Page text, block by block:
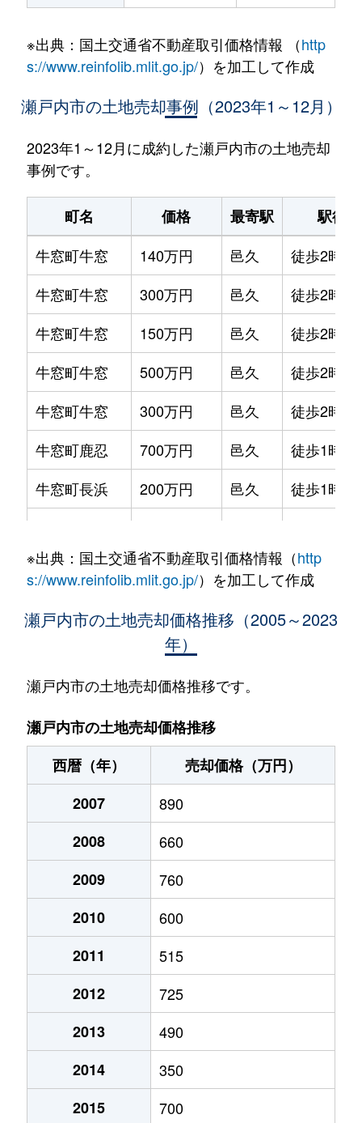
※出典：国土交通省不動産取引価格情報 （http
s://www.reinfolib.mlit.go.jp/）を加工して作成
瀬戸内市の土地売却事例（2023年1～12月）
2023年1～12月に成約した瀬戸内市の土地売却
事例です。
町名 価格 最寄駅
駅徒歩
牛窓町牛窓
140万円 邑久
徒歩2時間
牛窓町牛窓
300万円 邑久
徒歩2時間
牛窓町牛窓
150万円 邑久
徒歩2時間
牛窓町牛窓
500万円 邑久
徒歩2時間
牛窓町牛窓
300万円 邑久
徒歩2時間
牛窓町鹿忍
700万円 邑久
徒歩1時間
牛窓町長浜
200万円 邑久
徒歩1時間
邑久町大富
950万円 大富
徒歩4分
770万円
邑久町尾張
5,800万円 邑久
邑久町尾張
1,200万円
邑久町尾張
950万円 邑久
徒歩11分
邑久町北島
30万円
邑久町下笠加
1,100万円
邑久町下笠加
750万円
邑久町下笠加
270万円
邑久町豊原
1,400万円
邑久町豊安
1,100万円
邑久町福山
300万円
邑久町本庄
27,000万円
邑久町虫明
150万円
※出典：国土交通省不動産取引価格情報（http
s://www.reinfolib.mlit.go.jp/）を加工して作成
瀬戸内市の土地売却価格推移（2005～2023
年）
瀬戸内市の土地売却価格推移です。
瀬戸内市の土地売却価格推移
西暦（年）
売却価格（万円）
2007
890
2008
660
2009
760
2010
600
2011
515
2012
725
2013
490
2014
350
2015
700